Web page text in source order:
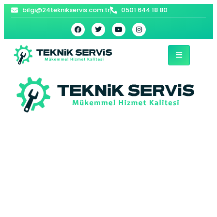
bilgi@24teknikservis.com.tr 0501 644 18 80